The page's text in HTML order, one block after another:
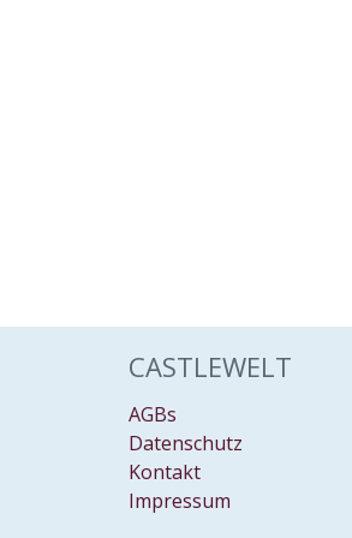
CASTLEWELT
AGBs
Datenschutz
Kontakt
Impressum